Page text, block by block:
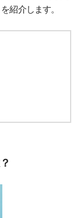
紹介します。